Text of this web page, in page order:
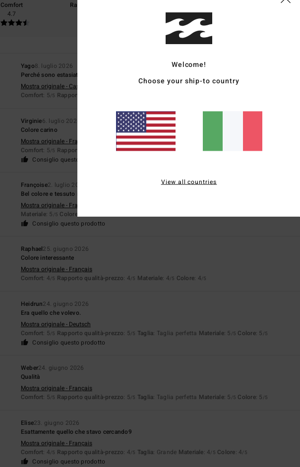
Comfort
4.7
Rapporto qualità-prezzo
Troppo piccoloTroppo grande
Yago8. luglio 2026
Perché sono estasiato dalla straordinaria qualità del prodotto, complimenti, è davvero da urlo. Lo
Mostra originale - Castellano
Comfort: 5/5 Rapporto qualità-prezzo
Virginie6. luglio 2026
Colore carino
Mostra originale - Français
Comfort: 5/5 Rapporto qualità-prezzo: 5/5 Taglia: Taglia perfetta Materiale Colore: 5
Consiglio questo prodotto
Françoise2. luglio 2026
Bel colore e tessuto in puro cotone
Mostra originale - Français
Materiale: 5 /5 Colore
Consiglio questo prodotto
Raphael25. giugno 2026
Colore interessante
Mostra originale - Français
Comfort: 4/5 Rapporto qualità-prezzo: 4/5 Materiale: 4/5 Colore: 4/5
Heidrun24. giugno 2026
Era quello che volevo.
Mostra originale - Deutsch
Comfort: 5/5 Rapporto qualità-prezzo: 5/5 Taglia: Taglia perfetta Materiale: 5 /5 Colore: 5 /5
Consiglio questo prodotto
Weber24. giugno 2026
Qualità
Mostra originale - Français
Comfort: 5/5 Rapporto qualità-prezzo: 5/5 Taglia: Taglia perfetta Materiale: 5 /5 Colore: 5 /5
Elise23. giugno 2026
Esattamente quello che stavo cercando9
Mostra originale - Français
Comfort: 4/5 Rapporto qualità-prezzo: 4/5 Taglia: Grande Materiale: 4/5 Colore: 4/5
Consiglio questo prodotto
Welcome!
Choose your ship-to country
View all countries